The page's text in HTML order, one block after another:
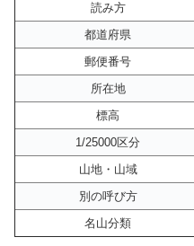
読み方
都道府県
郵便番号
所在地
標高
1/25000区分
山地・山域
別の呼び方
名山分類